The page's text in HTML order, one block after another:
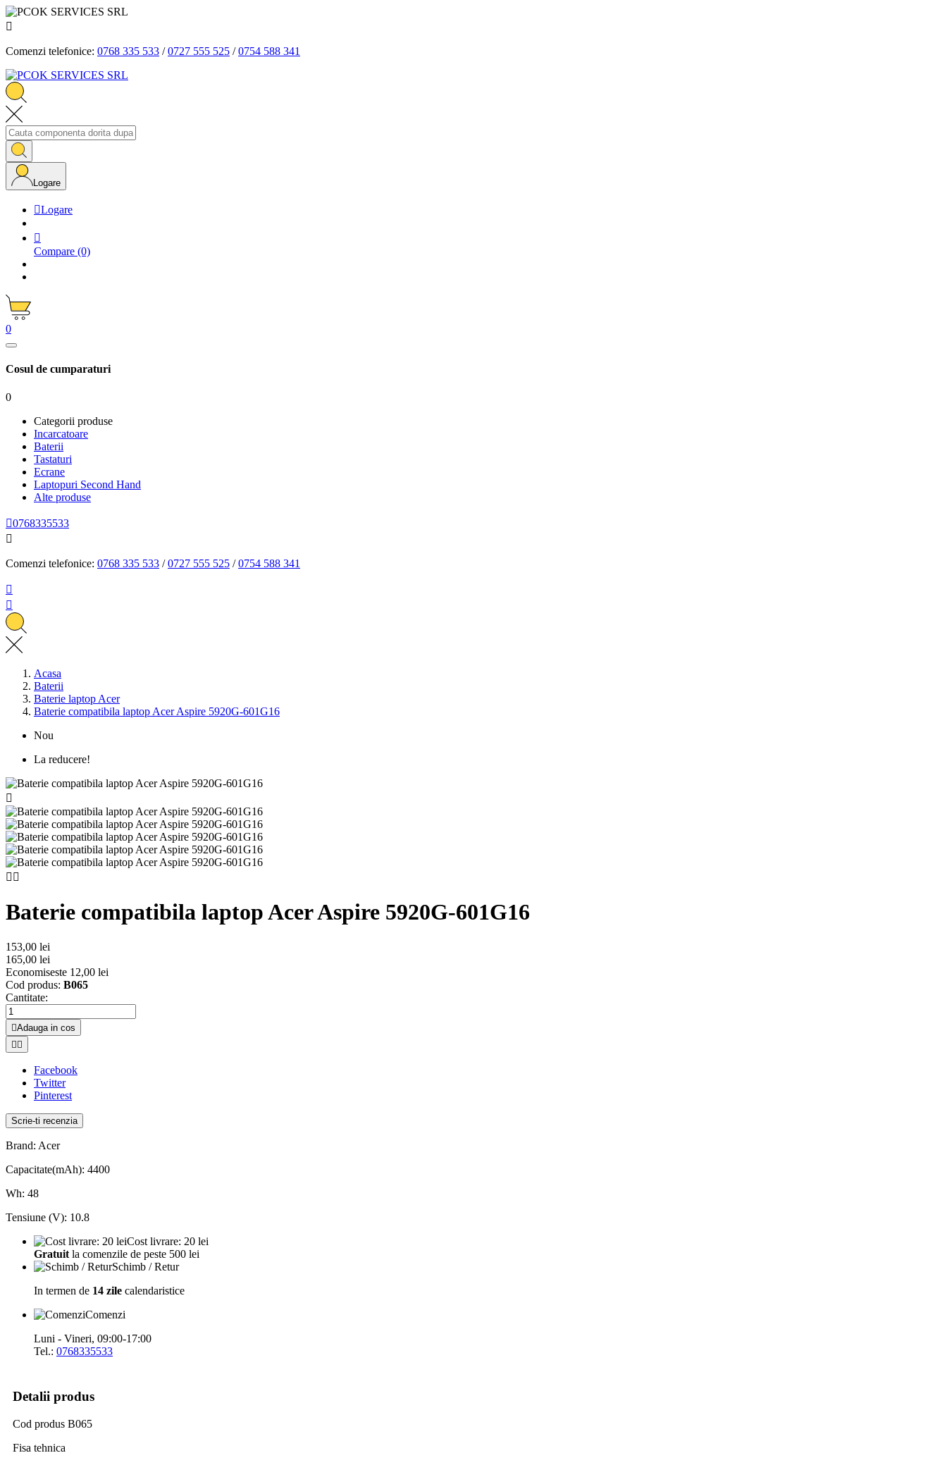

Comenzi telefonice: 0768 335 533 /0727 555 525 /0754 588 341
Logare
Logare

Compare (0)
0
Cosul de cumparaturi
0
Categorii produse
Incarcatoare
Baterii
Tastaturi
Ecrane
Laptopuri Second Hand
Alte produse
0768335533

Comenzi telefonice: 0768 335 533 /0727 555 525 /0754 588 341


Acasa
Baterii
Baterie laptop Acer
Baterie compatibila laptop Acer Aspire 5920G-601G16
Nou
La reducere!

 
Baterie compatibila laptop Acer Aspire 5920G-601G16
153,00 lei
165,00 lei
Economiseste 12,00 lei
Cod produs: B065
Cantitate:
Adauga in cos

Facebook
Twitter
Pinterest
Scrie-ti recenzia
Brand: Acer
Capacitate(mAh): 4400
Wh: 48
Tensiune (V): 10.8
Cost livrare: 20 lei
Gratuit la comenzile de peste 500 lei
Schimb / Retur
In termen de 14 zile calendaristice
Comenzi
Luni - Vineri, 09:00-17:00
Tel.: 0768335533
Detalii produs
Cod produs B065
Fisa tehnica